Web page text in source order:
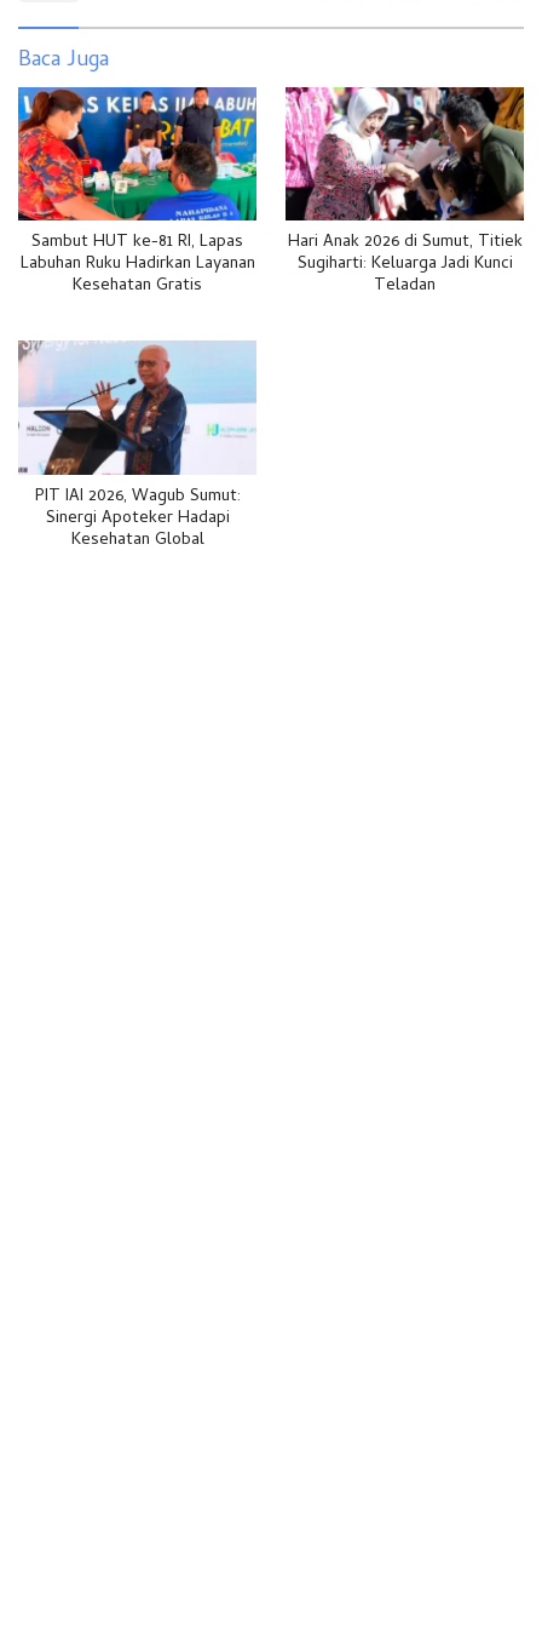
Baca Juga
Sambut HUT ke-81 RI, Lapas
Labuhan Ruku Hadirkan Layanan
Kesehatan Gratis
Hari Anak 2026 di Sumut, Titiek
Sugiharti: Keluarga Jadi Kunci
Teladan
PIT IAI 2026, Wagub Sumut:
Sinergi Apoteker Hadapi
Kesehatan Global